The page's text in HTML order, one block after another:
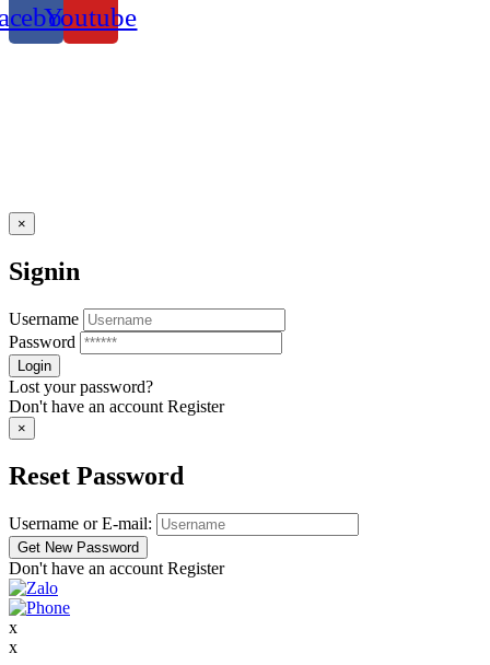
Youtube
×
Signin
Username
Password
Lost your password?
Don't have an account Register
×
Reset Password
Username or E-mail:
Don't have an account Register
x
x